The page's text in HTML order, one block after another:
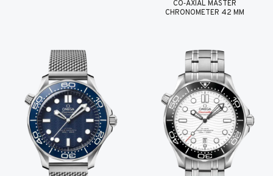
CO‑AXIAL MASTER
CHRONOMETER 42 MM